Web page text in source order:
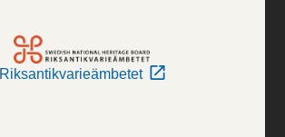
Riksantikvarieämbetet